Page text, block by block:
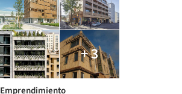
+ 3
Emprendimiento